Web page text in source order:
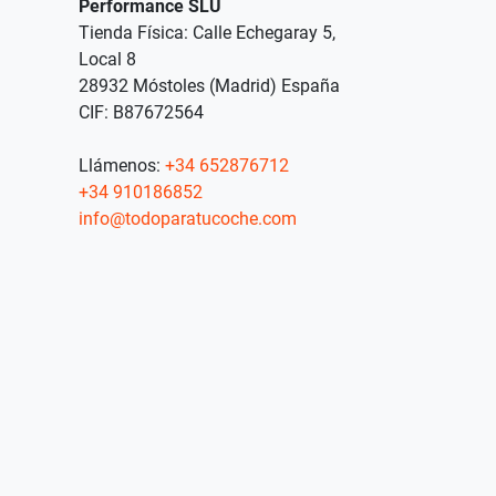
Performance SLU
Tienda Física: Calle Echegaray 5,
Local 8
28932 Móstoles (Madrid) España
CIF: B87672564
Llámenos: +34 652876712
+34 910186852
info@todoparatucoche.com